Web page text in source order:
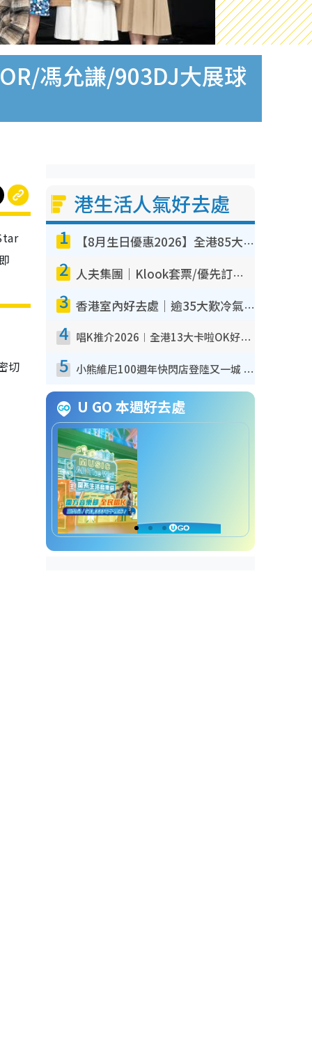
馮允謙/903DJ大展球
切
港生活人氣好去處
1 【8月生日優惠2026】全港85大食買玩著數攻略 自助餐/火鍋放題同行免費＋誠品/DONKI送現金券
2 人夫集團｜Klook套票/優先訂票/公開發售搶飛攻略！附票價.購票連結.場地座位表
3 香港室內好去處｜逾35大歎冷氣室內好去處推介 室內活動免費避雨無懼落雨
4 唱K推介2026︱全港13大卡啦OK好去處！最平$36起 日文K都有！(附地址+收費詳情)
5 小熊維尼100週年快閃店登陸又一城 重現百畝森林經典場景／獨家限定盲盒登場／專屬DIY香水
U GO 本週好去處